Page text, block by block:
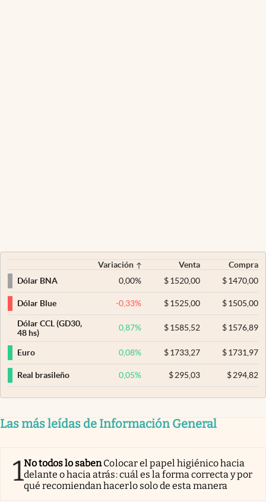
Variación Venta
Compra
Dólar BNA
0,00% $ 1520,00 $1470,00
Dólar Blue -0,33% $ 1525,00 $1505,00
Dólar CCL (GD30,
48 hs)
0,87% $ 1585,52 $1576,89
Euro 0,08% $ 1733,27 $1731,97
Real brasileño 0,05% $ 295,03 $294,82
Las más leídas de Información General
1No todos lo sabenColocar el papel higiénico hacia
delante o hacia atrás: cuál es la forma correcta y por
qué recomiendan hacerlo solo de esta manera